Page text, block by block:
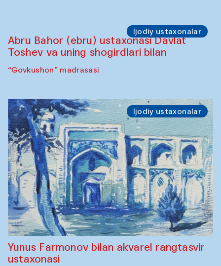
Ijodiy ustaxonalar
Abru Bahor (ebru) ustaxonasi Davlat
Toshev va uning shogirdlari bilan
“Govkushon” madrasasi
Ijodiy ustaxonalar
Yunus Farmonov bilan akvarel rangtasvir
ustaxonasi